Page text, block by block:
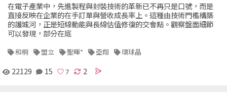
在電子產業中，先進製程與封裝技術的革新已不再只是口號，而是
直接反映在企業的在手訂單與營收成長率上。這種由技術門檻構築
的護城河，正是短線動能與長線估值修復的交會點。觀察盤面細節
可以發現，部分在底
和桐 盟立 聖暉* 亞翔 環球晶
22129 15 2